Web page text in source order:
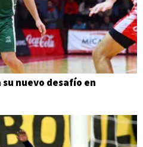
nuevo desafío en